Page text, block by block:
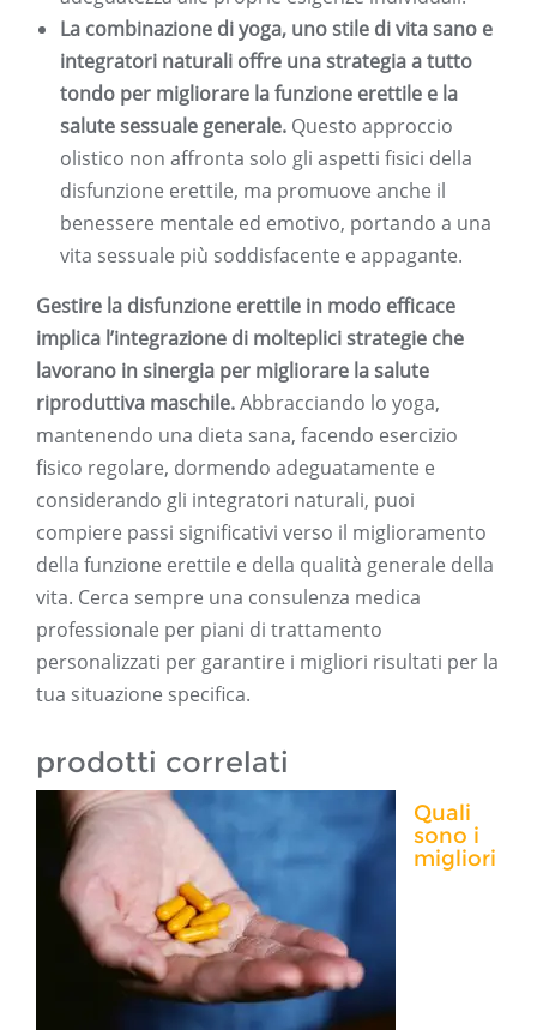
La combinazione di yoga, uno stile di vita sano e
integratori naturali offre una strategia a tutto
tondo per migliorare la funzione erettile e la
salute sessuale generale. Questo approccio
olistico non affronta solo gli aspetti fisici della
disfunzione erettile, ma promuove anche il
benessere mentale ed emotivo, portando a una
vita sessuale più soddisfacente e appagante.
Gestire la disfunzione erettile in modo efficace
implica l’integrazione di molteplici strategie che
lavorano in sinergia per migliorare la salute
riproduttiva maschile.Abbracciando lo yoga,
mantenendo una dieta sana, facendo esercizio
fisico regolare, dormendo adeguatamente e
considerando gli integratori naturali, puoi
compiere passi significativi verso il miglioramento
della funzione erettile e della qualità generale della
vita. Cerca sempre una consulenza medica
professionale per piani di trattamento
personalizzati per garantire i migliori risultati per la
tua situazione specifica.
prodotti correlati
Quali
sono i
migliori